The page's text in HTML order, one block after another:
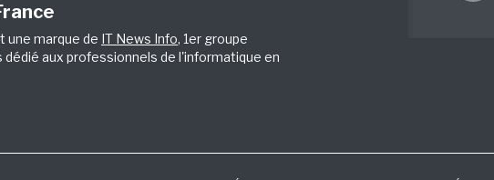
une marque de IT News Info, 1er groupe
aux professionnels de l'informatique en